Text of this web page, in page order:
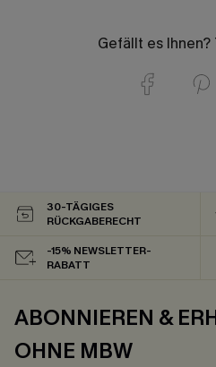
Gefällt es Ihnen?
30-TÄGIGES
RÜCKGABERECHT
-15% NEWSLETTER-
RABATT
ABONNIEREN &
OHNE MBW